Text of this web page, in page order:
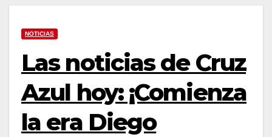
NOTICIAS
Las noticias de Cruz
Azul hoy: ¡Comienza
la era Diego